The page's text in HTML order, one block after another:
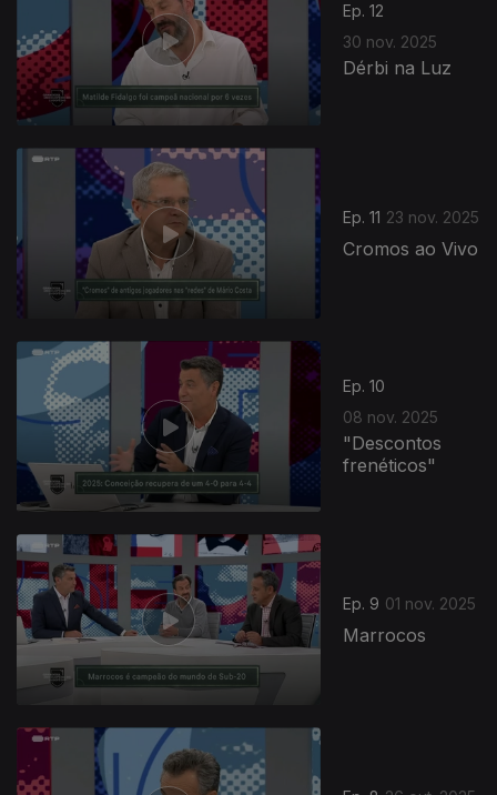
Ep. 12
30 nov. 2025
Dérbi na Luz
Ep. 11 23 nov. 2025
Cromos ao Vivo
Ep. 10
08 nov. 2025
"Descontos
frenéticos"
Ep. 9 01 nov. 2025
Marrocos
884793